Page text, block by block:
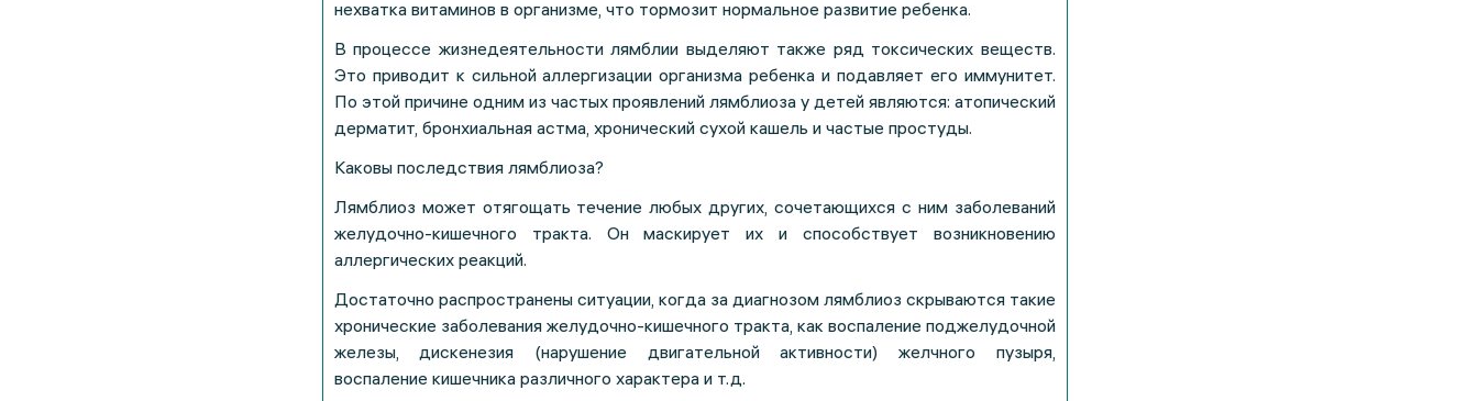
нехватка витаминов в организме, что тормозит нормальное развитие ребенка.
В процессе жизнедеятельности лямблии выделяют также ряд токсических веществ.
Это приводит к сильной аллергизации организма ребенка и подавляет его иммунитет.
По этой причине одним из частых проявлений лямблиоза у детей являются: атопический
дерматит, бронхиальная астма, хронический сухой кашель и частые простуды.
Каковы последствия лямблиоза?
Лямблиоз может отягощать течение любых других, сочетающихся с ним заболеваний
желудочно-кишечного тракта. Он маскирует их и способствует возникновению
аллергических реакций.
Достаточно распространены ситуации, когда за диагнозом лямблиоз скрываются такие
хронические заболевания желудочно-кишечного тракта, как воспаление поджелудочной
железы, дискенезия (нарушение двигательной активности) желчного пузыря,
воспаление кишечника различного характера и т.д.